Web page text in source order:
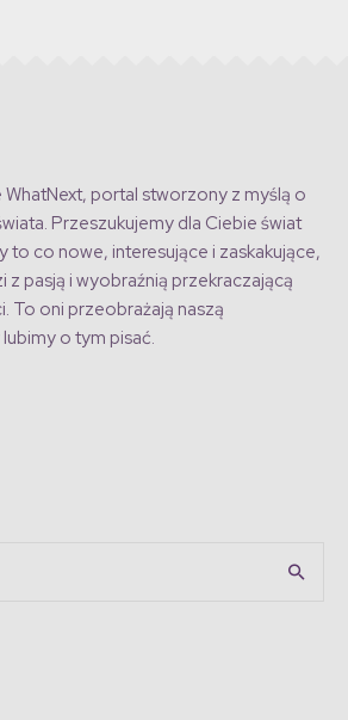
WhatNext, portal stworzony z myślą o
Przeszukujemy dla Ciebie świat
to co nowe, interesujące i zaskakujące,
pasją i wyobraźnią przekraczającą
To oni przeobrażają naszą
o tym pisać.